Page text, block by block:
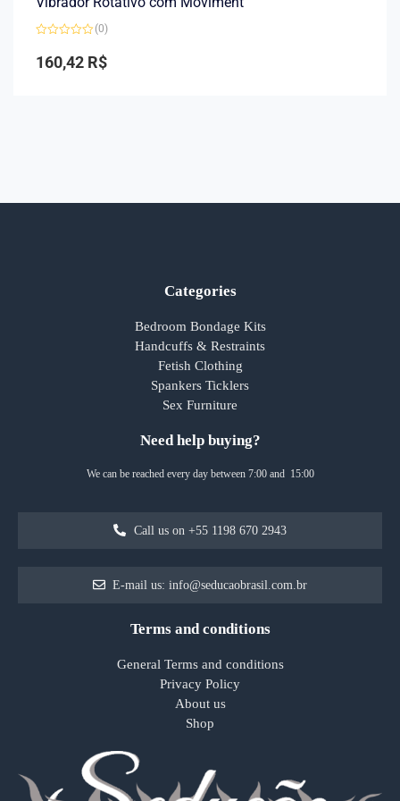
0
de
(0)
160,42 R$
Categories
Bedroom Bondage Kits
Handcuffs & Restraints
Fetish Clothing
Spankers Ticklers
Sex Furniture
Need help buying?
We can be reached every day between 7:00 and 15:00
Call us on +55 1198 670 2943
E-mail us: info@seducaobrasil.com.br
Terms and conditions
General Terms and conditions
Privacy Policy
About us
Shop